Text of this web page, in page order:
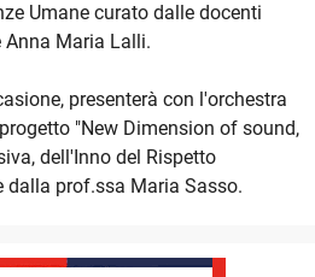
Umane curato dalle docenti
Anna Maria Lalli.
presenterà con l'orchestra
"New Dimension of sound,
dell'Inno del Rispetto
prof.ssa Maria Sasso.